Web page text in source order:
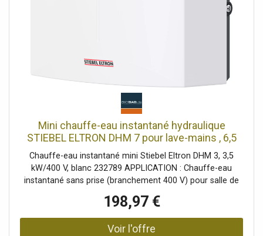
Mini chauffe-eau instantané hydraulique
STIEBEL ELTRON DHM 7 pour lave-mains , 6,5
kW, sans prise, raccordement haute tension
400v, résistant à la pression + sans pression,
232789
Chauffe-eau instantané mini Stiebel Eltron DHM 3, 3,5
kW/400 V, blanc 232789 APPLICATION : Chauffe-eau
instantané sans prise (branchement 400 V) pour salle de
Ne convient pas aux cuisines et salles de bains ; un petit
ballon ou un chauffe-eau instantané STIEBEL ELTRON de
11 kW ou plus est requis. EFFICACE : Comprend un
198,97 €